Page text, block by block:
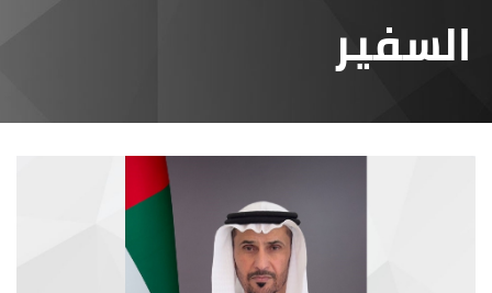
السفير